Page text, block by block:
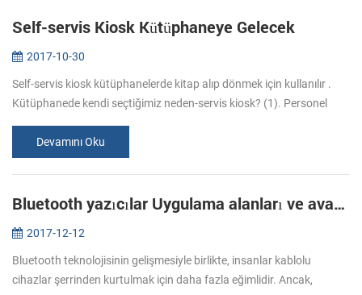
Self-servis Kiosk Kütüphaneye Gelecek
2017-10-30
Self-servis kiosk kütüphanelerde kitap alıp dönmek için kullanılır .
Kütüphanede kendi seçtiğimiz neden-servis kiosk? (1). Personel
perso...Devamını Oku
Bluetooth yazıcılar Uygulama alanları ve avantajları
2017-12-12
Bluetooth teknolojisinin gelişmesiyle birlikte, insanlar kablolu
cihazlar şerrinden kurtulmak için daha fazla eğimlidir. Ancak,